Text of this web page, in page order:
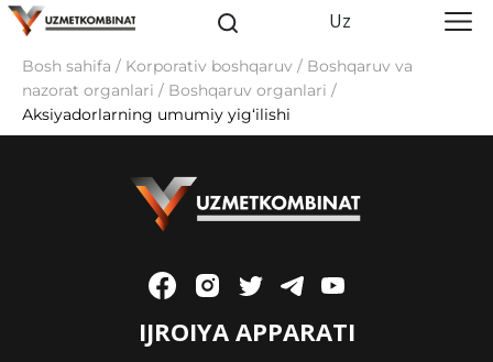
Uz
Bosh sahifa / Korporativ boshqaruv / Boshqaruv va
nazorat organlari / Boshqaruv organlari /
Аksiyadorlarning umumiy yig‘ilishi
IJROIYA APPARATI